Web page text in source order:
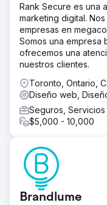
Rank Secure es una
marketing digital.
empresas en
Somos una empresa
ofrecemos una
nuestros clientes.
Toronto, Ontario,
Diseño web,
Seguros,
$5,000 - 10,000
Brandlume